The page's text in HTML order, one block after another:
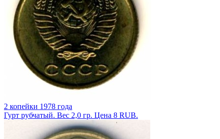
2 копейки 1978 года
Гурт рубчатый. Вес 2,0 гр. Цена 8 RUB.